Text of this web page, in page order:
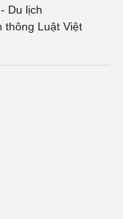
Du lịch
thông Luật Việt